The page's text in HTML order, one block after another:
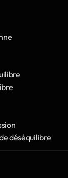
déséquilibre